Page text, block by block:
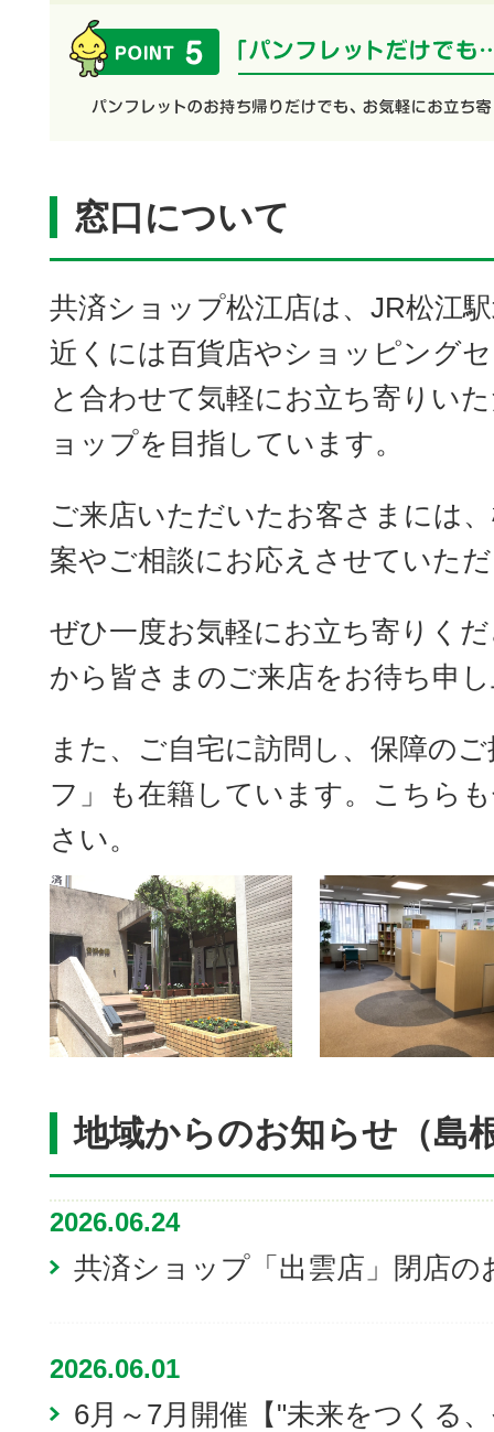
窓口について
共済ショップ松江店は、JR松江
近くには百貨店やショッピング
と合わせて気軽にお立ち寄りい
ョップを目指しています。
ご来店いただいたお客さまには
案やご相談にお応えさせていた
ぜひ一度お気軽にお立ち寄りく
から皆さまのご来店をお待ち申
また、ご自宅に訪問し、保障の
フ」も在籍しています。こちら
さい。
地域からのお知らせ（島
2026.06.24
共済ショップ「出雲店」閉店の
2026.06.01
6月～7月開催【"未来をつくる